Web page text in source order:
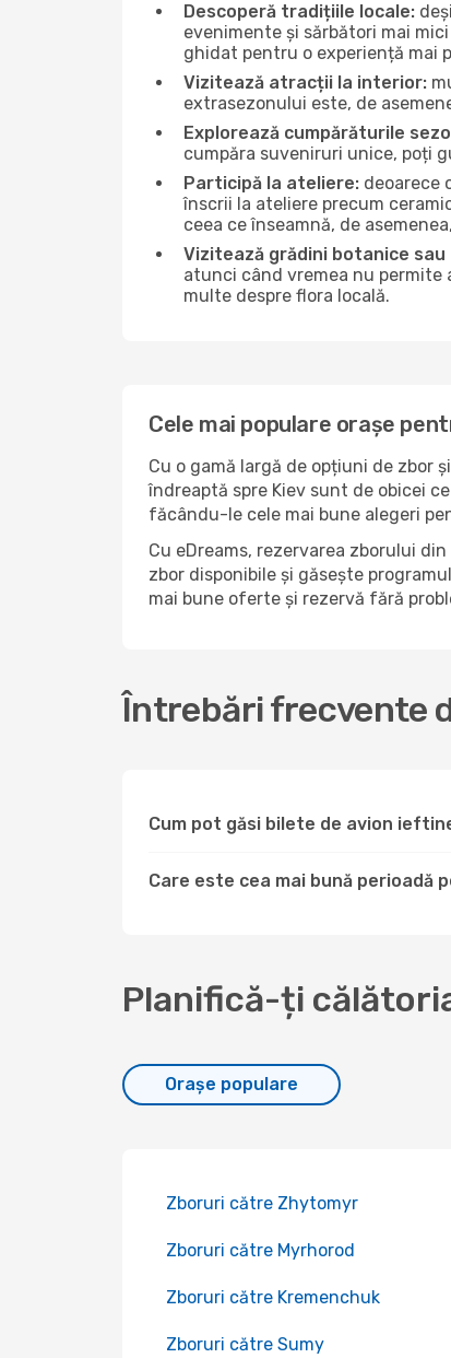
Descoperă tradițiile locale:
evenimente și sărbători mai
ghidat pentru o experiență mai
Vizitează atracții la interior:
extrasezonului este, de
Explorează cumpărăturile
cumpăra suveniruri unice, poți
Participă la ateliere: deoarece
înscrii la ateliere precum
ceea ce înseamnă, de
Vizitează grădini botanice
atunci când vremea nu permite
multe despre flora locală.
Cele mai populare orașe
Cu o gamă largă de opțiuni de zbor
îndreaptă spre Kiev sunt de obicei
făcându-le cele mai bune alegeri
Cu eDreams, rezervarea zborului
zbor disponibile și găsește
mai bune oferte și rezervă fără
Întrebări frecvente
Cum pot găsi bilete de avion
Care este cea mai bună perioadă
Planifică-ți
Orașe populare
Zboruri către Zhytomyr
Zboruri către Myrhorod
Zboruri către Kremenchuk
Zboruri către Sumy